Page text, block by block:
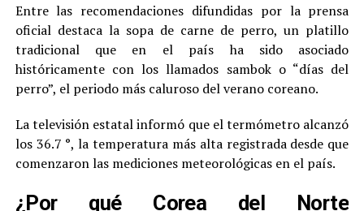
Entre las recomendaciones difundidas por la prensa
oficial destaca la sopa de carne de perro, un platillo
tradicional que en el país ha sido asociado
históricamente con los llamados sambok o “días del
perro”, el periodo más caluroso del verano coreano.
La televisión estatal informó que el termómetro alcanzó
los 36.7 °, la temperatura más alta registrada desde que
comenzaron las mediciones meteorológicas en el país.
¿Por qué Corea del Norte